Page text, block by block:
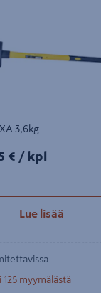
3,6kg
kpl
€ / kpl
Lue lisää
125 myymälästä